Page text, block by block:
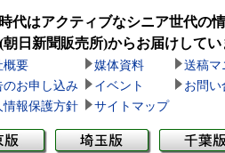
代はアクティブなシニア世代の
朝日新聞販売所)からお届けしてい
概要 媒体資料
送稿マ
のお申し込み
イベント
お問い
情報保護方針
サイトマップ